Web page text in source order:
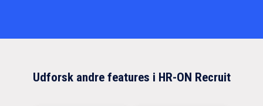
Udforsk andre features i HR-ON Recruit